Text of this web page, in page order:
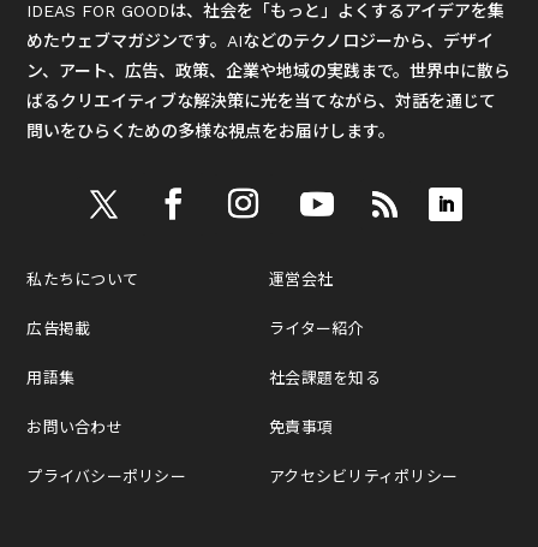
IDEAS FOR GOODは、社会を「もっと」よくするアイデアを集
めたウェブマガジンです。AIなどのテクノロジーから、デザイ
ン、アート、広告、政策、企業や地域の実践まで。世界中に散ら
ばるクリエイティブな解決策に光を当てながら、対話を通じて
問いをひらくための多様な視点をお届けします。
私たちについて
広告掲載
用語集
お問い合わせ
プライバシーポリシー
運営会社
ライター紹介
社会課題を知る
免責事項
アクセシビリティポリシー